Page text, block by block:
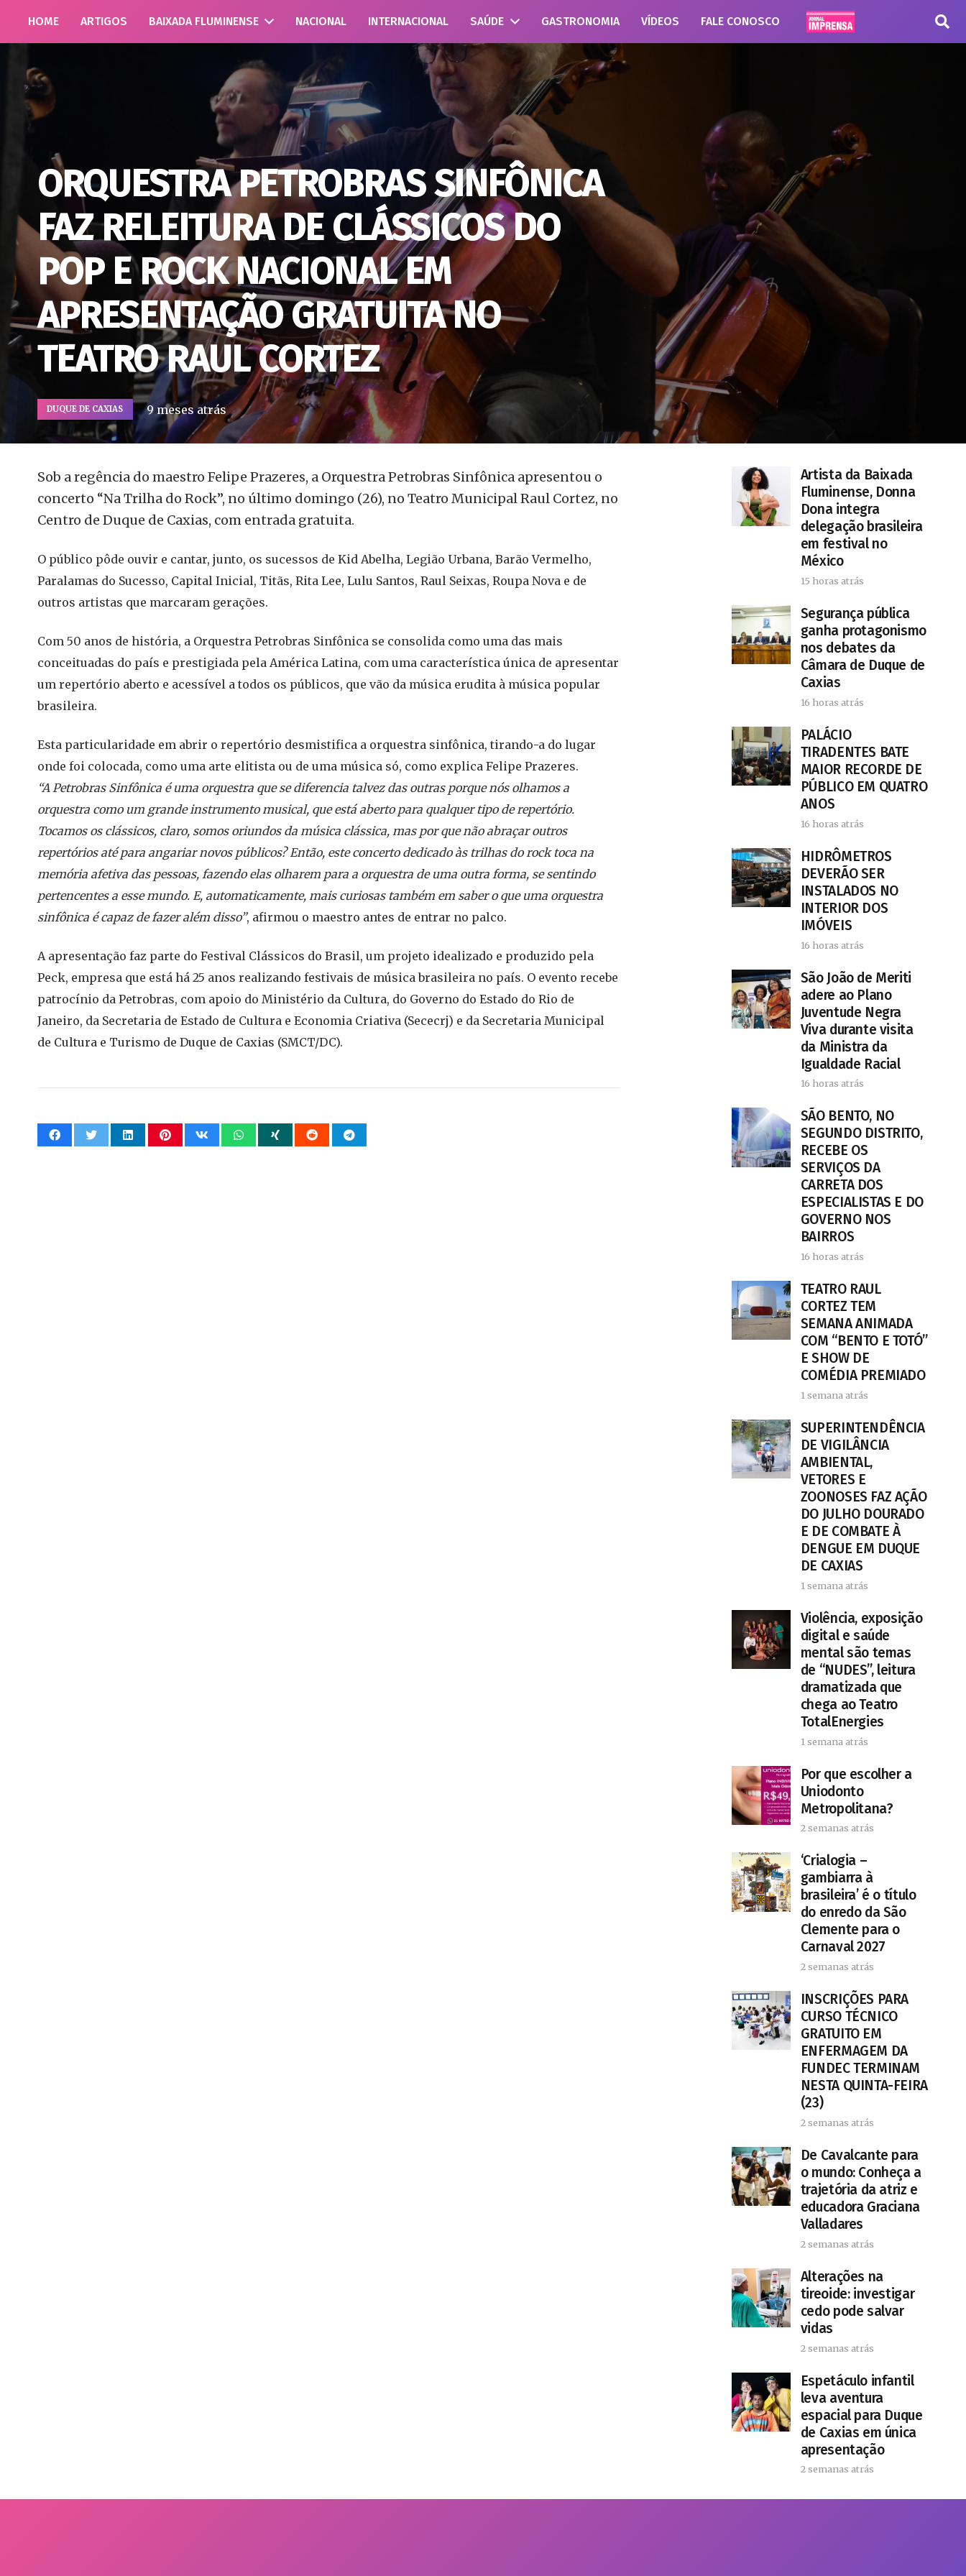
HOME ARTIGOS BAIXADA FLUMINENSE NACIONAL INTERNACIONAL SAÚDE GASTRONOMIA VÍDEOS FALE CONOSCO
ORQUESTRA PETROBRAS SINFÔNICA
FAZ RELEITURA DE CLÁSSICOS DO
POP E ROCK NACIONAL EM
APRESENTAÇÃO GRATUITA NO
TEATRO RAUL CORTEZ
DUQUE DE CAXIAS 9 meses atrás
Sob a regência do maestro Felipe Prazeres, a Orquestra Petrobras Sinfônica apresentou o
concerto “Na Trilha do Rock”, no último domingo (26), no Teatro Municipal Raul Cortez, no
Centro de Duque de Caxias, com entrada gratuita.
O público pôde ouvir e cantar, junto, os sucessos de Kid Abelha, Legião Urbana, Barão Vermelho,
Paralamas do Sucesso, Capital Inicial, Titãs, Rita Lee, Lulu Santos, Raul Seixas, Roupa Nova e de
outros artistas que marcaram gerações.
Com 50 anos de história, a Orquestra Petrobras Sinfônica se consolida como uma das mais
conceituadas do país e prestigiada pela América Latina, com uma característica única de apresentar
um repertório aberto e acessível a todos os públicos, que vão da música erudita à música popular
brasileira.
Esta particularidade em abrir o repertório desmistifica a orquestra sinfônica, tirando-a do lugar
onde foi colocada, como uma arte elitista ou de uma música só, como explica Felipe Prazeres.
“A Petrobras Sinfônica é uma orquestra que se diferencia talvez das outras porque nós olhamos a
orquestra como um grande instrumento musical, que está aberto para qualquer tipo de repertório.
Tocamos os clássicos, claro, somos oriundos da música clássica, mas por que não abraçar outros
repertórios até para angariar novos públicos? Então, este concerto dedicado às trilhas do rock toca na
memória afetiva das pessoas, fazendo elas olharem para a orquestra de uma outra forma, se sentindo
pertencentes a esse mundo. E, automaticamente, mais curiosas também em saber o que uma orquestra
sinfônica é capaz de fazer além disso”, afirmou o maestro antes de entrar no palco.
A apresentação faz parte do Festival Clássicos do Brasil, um projeto idealizado e produzido pela
Peck, empresa que está há 25 anos realizando festivais de música brasileira no país. O evento recebe
patrocínio da Petrobras, com apoio do Ministério da Cultura, do Governo do Estado do Rio de
Janeiro, da Secretaria de Estado de Cultura e Economia Criativa (Sececrj) e da Secretaria Municipal
de Cultura e Turismo de Duque de Caxias (SMCT/DC).
Artista da Baixada
Fluminense, Donna
Dona integra
delegação brasileira
em festival no
México
15 horas atrás
Segurança pública
ganha protagonismo
nos debates da
Câmara de Duque de
Caxias
16 horas atrás
PALÁCIO
TIRADENTES BATE
MAIOR RECORDE DE
PÚBLICO EM QUATRO
ANOS
16 horas atrás
HIDRÔMETROS
DEVERÃO SER
INSTALADOS NO
INTERIOR DOS
IMÓVEIS
16 horas atrás
São João de Meriti
adere ao Plano
Juventude Negra
Viva durante visita
da Ministra da
Igualdade Racial
16 horas atrás
SÃO BENTO, NO
SEGUNDO DISTRITO,
RECEBE OS
SERVIÇOS DA
CARRETA DOS
ESPECIALISTAS E DO
GOVERNO NOS
BAIRROS
16 horas atrás
TEATRO RAUL
CORTEZ TEM
SEMANA ANIMADA
COM “BENTO E TOTÓ”
E SHOW DE
COMÉDIA PREMIADO
1 semana atrás
SUPERINTENDÊNCIA
DE VIGILÂNCIA
AMBIENTAL,
VETORES E
ZOONOSES FAZ AÇÃO
DO JULHO DOURADO
E DE COMBATE À
DENGUE EM DUQUE
DE CAXIAS
1 semana atrás
Violência, exposição
digital e saúde
mental são temas
de “NUDES”, leitura
dramatizada que
chega ao Teatro
TotalEnergies
1 semana atrás
Por que escolher a
Uniodonto
Metropolitana?
2 semanas atrás
‘Crialogia –
gambiarra à
brasileira’ é o título
do enredo da São
Clemente para o
Carnaval 2027
2 semanas atrás
INSCRIÇÕES PARA
CURSO TÉCNICO
GRATUITO EM
ENFERMAGEM DA
FUNDEC TERMINAM
NESTA QUINTA-FEIRA
(23)
2 semanas atrás
De Cavalcante para
o mundo: Conheça a
trajetória da atriz e
educadora Graciana
Valladares
2 semanas atrás
Alterações na
tireoide: investigar
cedo pode salvar
vidas
2 semanas atrás
​Espetáculo infantil
leva aventura
espacial para Duque
de Caxias em única
apresentação
2 semanas atrás